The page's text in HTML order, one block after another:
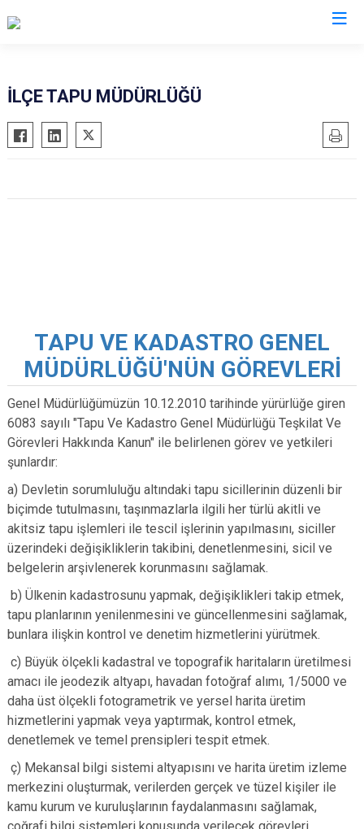
Araban
İslahiye
Nizip
İLÇE TAPU MÜDÜRLÜĞÜ
TAPU VE KADASTRO GENEL
MÜDÜRLÜĞÜ'NÜN GÖREVLERİ
Genel Müdürlüğümüzün 10.12.2010 tarihinde yürürlüğe giren
6083 sayılı "Tapu Ve Kadastro Genel Müdürlüğü Teşkilat Ve
Görevleri Hakkında Kanun" ile belirlenen görev ve yetkileri
şunlardır:
a) Devletin sorumluluğu altındaki tapu sicillerinin düzenli bir
biçimde tutulmasını, taşınmazlarla ilgili her türlü akitli ve
akitsiz tapu işlemleri ile tescil işlerinin yapılmasını, siciller
üzerindeki değişikliklerin takibini, denetlenmesini, sicil ve
belgelerin arşivlenerek korunmasını sağlamak.
b) Ülkenin kadastrosunu yapmak, değişiklikleri takip etmek,
tapu planlarının yenilenmesini ve güncellenmesini sağlamak,
bunlara ilişkin kontrol ve denetim hizmetlerini yürütmek.
c) Büyük ölçekli kadastral ve topografik haritaların üretilmesi
amacı ile jeodezik altyapı, havadan fotoğraf alımı, 1/5000 ve
daha üst ölçekli fotogrametrik ve yersel harita üretim
hizmetlerini yapmak veya yaptırmak, kontrol etmek,
denetlemek ve temel prensipleri tespit etmek.
ç) Mekansal bilgi sistemi altyapısını ve harita üretim izleme
merkezini oluşturmak, verilerden gerçek ve tüzel kişiler ile
kamu kurum ve kuruluşlarının faydalanmasını sağlamak,